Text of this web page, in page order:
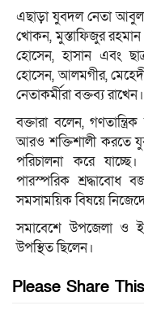
এছাড়া যুবদল নেতা
খোকন, মুস্তাফিজুর
হোসেন, হাসান এবং
হোসেন, আলমগীর,
নেতাকর্মীরা বক্তব্য রাখেন।
বক্তারা বলেন,
আরও শক্তিশালী করতে
পরিচালনা করে
পারস্পরিক শ্রদ্ধাবোধ
সমসাময়িক বিষয়ে
সমাবেশে উপজেলা ও
উপস্থিত ছিলেন।
Please Share